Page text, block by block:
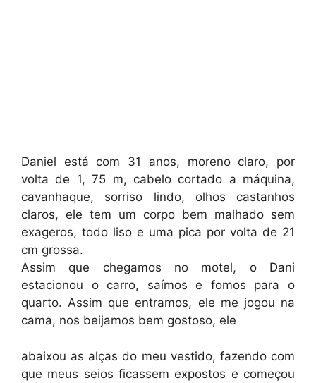
Daniel está com 31 anos, moreno claro, por
volta de 1, 75 m, cabelo cortado a máquina,
cavanhaque, sorriso lindo, olhos castanhos
claros, ele tem um corpo bem malhado sem
exageros, todo liso e uma pica por volta de 21
cm grossa.
Assim que chegamos no motel, o Dani
estacionou o carro, saímos e fomos para o
quarto. Assim que entramos, ele me jogou na
cama, nos beijamos bem gostoso, ele
abaixou as alças do meu vestido, fazendo com
que meus seios ficassem expostos e começou